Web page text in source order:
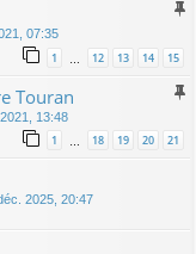
07:35
1 12 13 14 15
Touran
13:48
1 18 19 20 21
2025, 20:47